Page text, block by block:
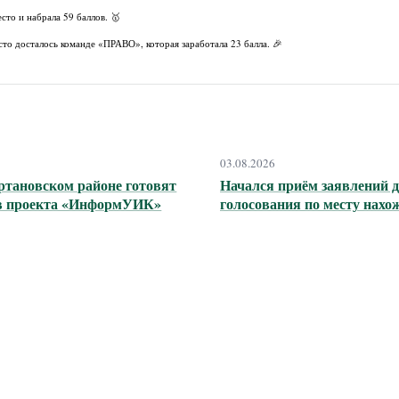
и набрала 59 баллов. 🥇
досталось команде «ПРАВО», которая заработала 23 балла. 🎉
районе готовят
проекта «ИнформУИК»
03.08.2026
Начался приём заявлений
голосования по месту